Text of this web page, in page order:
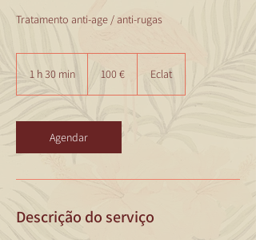
Tratamento anti-age / anti-rugas
1 h 30 min
0
m
i
n
100 € Eclat
Agendar
Descrição do serviço